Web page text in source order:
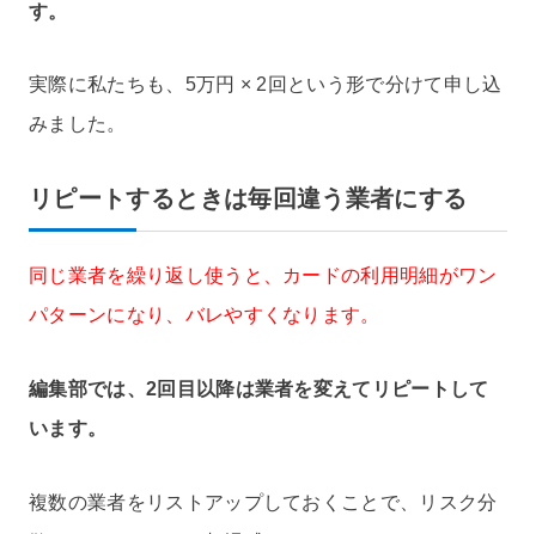
す。
実際に私たちも、5万円 × 2回という形で分けて申し込
みました。
リピートするときは毎回違う業者にする
同じ業者を繰り返し使うと、カードの利用明細がワン
パターンになり、バレやすくなります。
編集部では、2回目以降は業者を変えてリピートして
います。
複数の業者をリストアップしておくことで、リスク分